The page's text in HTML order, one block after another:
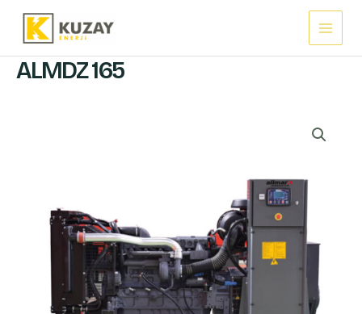
Main
Menu
ALMDZ 165